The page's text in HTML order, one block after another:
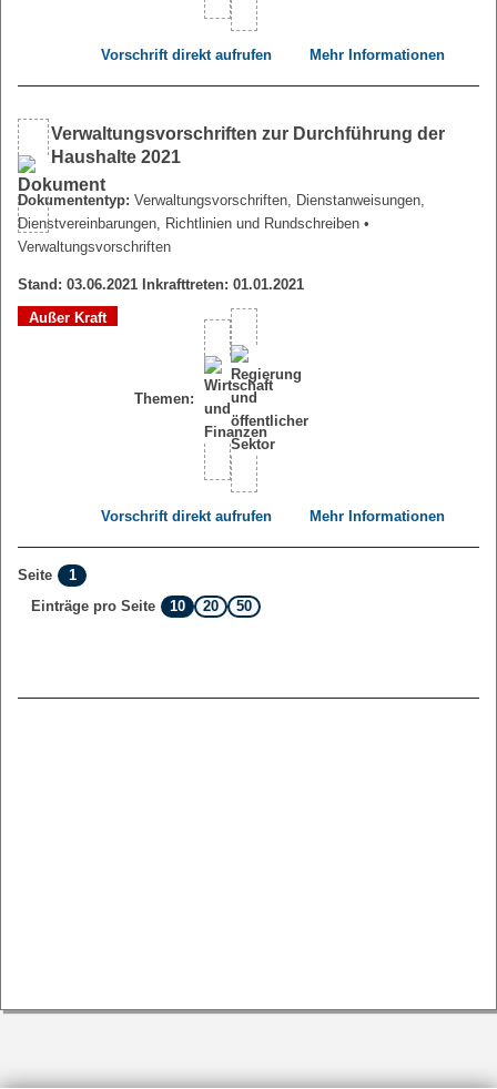
Vorschrift direkt aufrufen Mehr Informationen
Verwaltungsvorschriften zur Durchführung der
Haushalte 2021
Dokumententyp: Verwaltungsvorschriften, Dienstanweisungen,
Dienstvereinbarungen, Richtlinien und Rundschreiben •
Verwaltungsvorschriften
Stand: 03.06.2021 Inkrafttreten: 01.01.2021
Außer Kraft
Themen:
Vorschrift direkt aufrufen Mehr Informationen
Seite
1
Einträge pro Seite
10 20 50